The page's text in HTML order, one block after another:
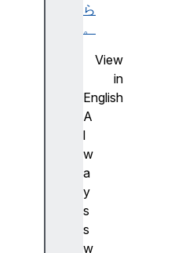
ら
。
View
in
English
A
l
w
a
y
s
s
w